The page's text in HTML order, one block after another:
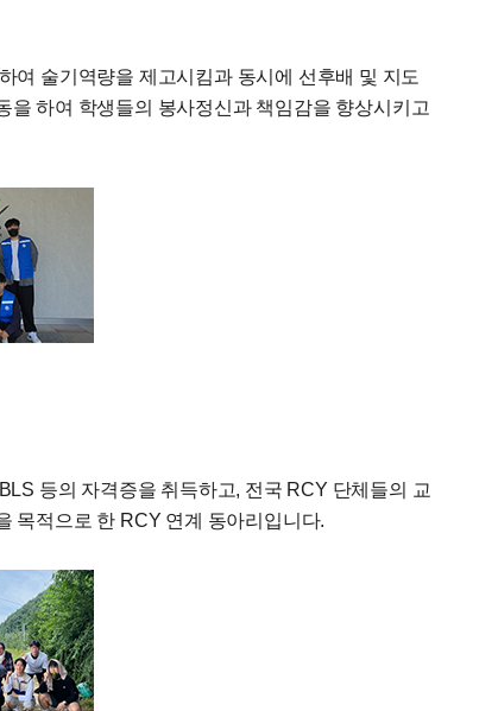
여 술기역량을 제고시킴과 동시에 선후배 및 지도
하여 학생들의 봉사정신과 책임감을 향상시키고
등의 자격증을 취득하고, 전국 RCY 단체들의 교
목적으로 한 RCY 연계 동아리입니다.